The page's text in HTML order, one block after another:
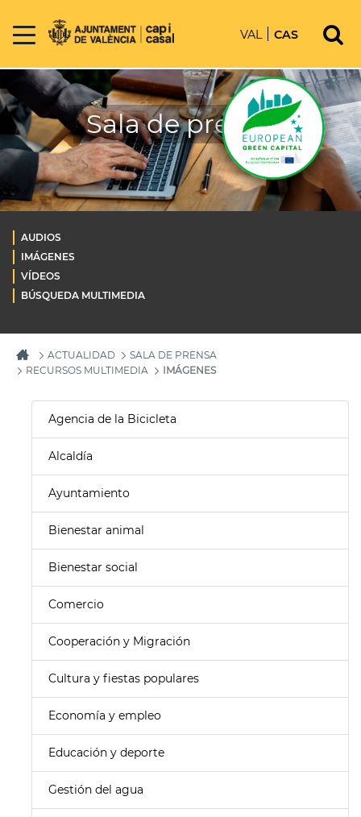
VAL CAS
Sala de prensa
AUDIOS
IMÁGENES
VÍDEOS
BÚSQUEDA MULTIMEDIA
ACTUALIDAD
SALA DE PRENSA
RECURSOS MULTIMEDIA
IMÁGENES
Agencia de la Bicicleta
Alcaldía
Ayuntamiento
Bienestar animal
Bienestar social
Comercio
Cooperación y Migración
Cultura y fiestas populares
Economía y empleo
Educación y deporte
Gestión del agua